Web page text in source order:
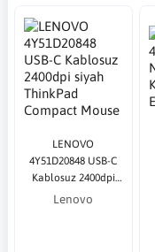
LENOVO
4Y51D20848 USB-C
Kablosuz 2400dpi
siyah ThinkPad
Lenovo